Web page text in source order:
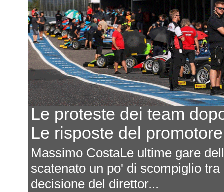
Le proteste dei team
Le risposte del
Massimo CostaLe ultime gare
scatenato un po' di scompiglio
decisione del direttor...